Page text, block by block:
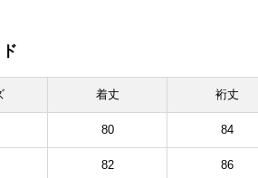
着丈 裄丈
80 84
82 86